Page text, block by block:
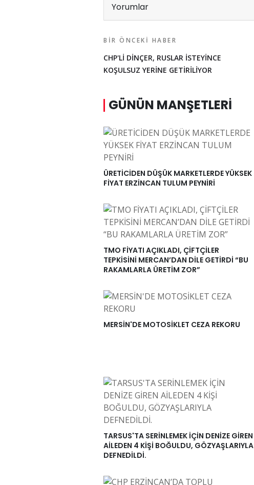
Yorumlar
BIR ÖNCEKI HABER
CHP'Lİ DİNÇER, RUSLAR İSTEYİNCE
KOŞULSUZ YERİNE GETİRİLİYOR
GÜNÜN MANŞETLERI
ÜRETİCİDEN DÜŞÜK MARKETLERDE YÜKSEK
FİYAT ERZİNCAN TULUM PEYNİRİ
TMO FİYATI AÇIKLADI, ÇİFTÇİLER
TEPKİSİNİ MERCAN’DAN DİLE GETİRDİ “BU
RAKAMLARLA ÜRETİM ZOR”
MERSİN'DE MOTOSİKLET CEZA REKORU
TARSUS'TA SERİNLEMEK İÇİN DENİZE GİREN
AİLEDEN 4 KİŞİ BOĞULDU, GÖZYAŞLARIYLA
DEFNEDİLDİ.